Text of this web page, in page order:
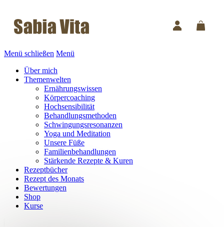
Menü schließen Menü
Über mich
Themenwelten
Ernährungswissen
Körpercoaching
Hochsensibilität
Behandlungsmethoden
Schwingungsresonanzen
Yoga und Meditation
Unsere Füße
Familienbehandlungen
Stärkende Rezepte & Kuren
Rezeptbücher
Rezept des Monats
Bewertungen
Shop
Kurse